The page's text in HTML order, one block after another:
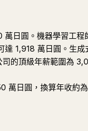
日圓。機器學習工
達 1,918 萬日圓。生
的頂級年薪範圍為
萬日圓，換算年收約